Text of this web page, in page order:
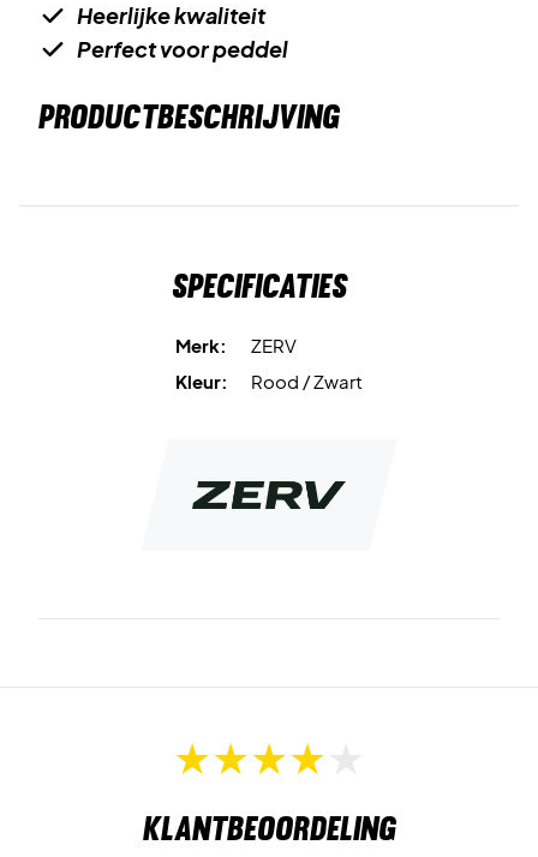
Heerlijke kwaliteit
Perfect voor peddel
PRODUCTBESCHRIJVING
Specificaties
Merk:
ZERV
Kleur:
Rood / Zwart
Klantbeoordeling